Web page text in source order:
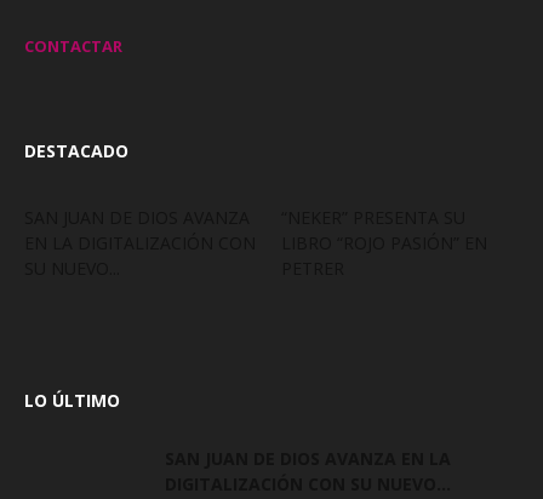
CONTACTAR
DESTACADO
LO ÚLTIMO